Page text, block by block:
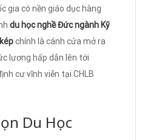
gia có nền giáo dục hàng
du học nghề Đức ngành Kỹ
chính là cánh cửa mở ra
lương hấp dẫn lên tới
cư vĩnh viễn tại CHLB
Du Học